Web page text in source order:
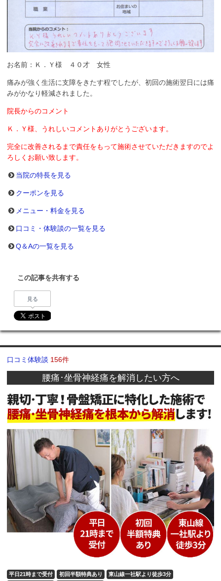
お名前：Ｋ．Ｙ様 ４０才 女性
痛みが強く生活に支障をきたす程でしたが、初回の施術翌日には痛
みがかなり軽減されました。
院長からのコメント
Ｋ．Ｙ様、うれしいコメントありがとうございます。
完全に改善されるまで責任をもって施術させていただきますのでよ
ろしくお願い致します。
当院の特長を見る
クーポンを見る
メニュー・料金を見る
口コミ・体験談の一覧を見る
Q＆Aの一覧を見る
この記事を共有する
見る
口コミ体験談 156件
腰痛･坐骨神経痛を解消したい方へ
平日21時まで受付 初回半額特典あり
東山線一社駅より徒歩3分